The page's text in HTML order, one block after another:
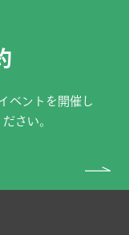
ベントを開催し
さい。